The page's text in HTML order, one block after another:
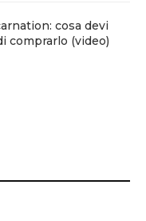
cosa devi
comprarlo (video)